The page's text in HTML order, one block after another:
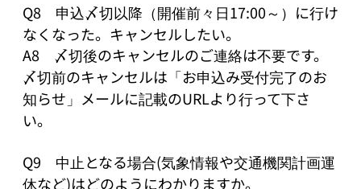
Q8　申込〆切以降（開催前々日17:00～）に行け
なくなった。キャンセルしたい。
A8　〆切後のキャンセルのご連絡は不要です。
〆切前のキャンセルは「お申込み受付完了のお
知らせ」メールに記載のURLより行って下さ
い。
Q9　中止となる場合(気象情報や交通機関計画運
休など)はどのようにわかりますか。